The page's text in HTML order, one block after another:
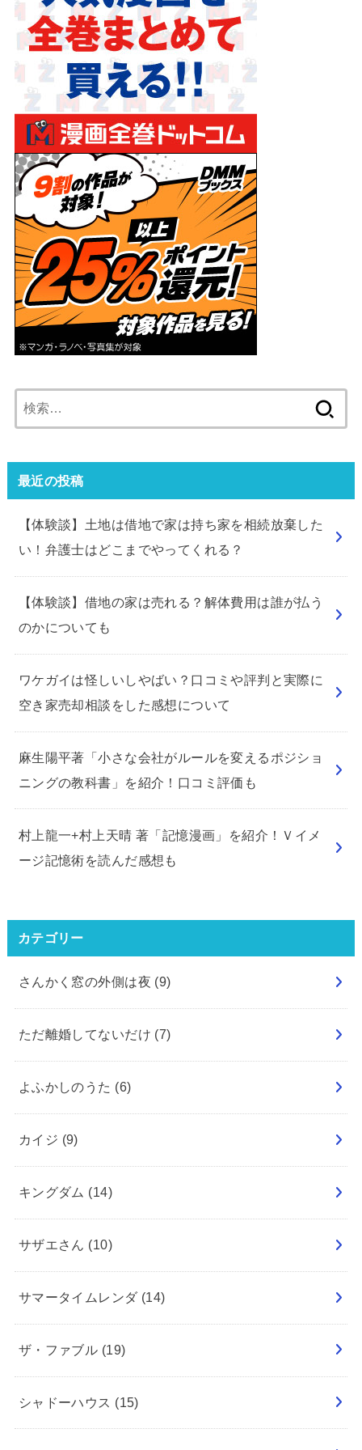
索:
最近の投稿
【体験談】土地は借地で家は持ち家を相続放棄した
い！弁護士はどこまでやってくれる？
【体験談】借地の家は売れる？解体費用は誰が払う
のかについても
ワケガイは怪しいしやばい？口コミや評判と実際に
空き家売却相談をした感想について
麻生陽平著「小さな会社がルールを変えるポジショ
ニングの教科書」を紹介！口コミ評価も
村上龍一+村上天晴 著「記憶漫画」を紹介！Ｖイメ
ージ記憶術を読んだ感想も
カテゴリー
さんかく窓の外側は夜 (9)
ただ離婚してないだけ (7)
よふかしのうた (6)
カイジ (9)
キングダム (14)
サザエさん (10)
サマータイムレンダ (14)
ザ・ファブル (19)
シャドーハウス (15)